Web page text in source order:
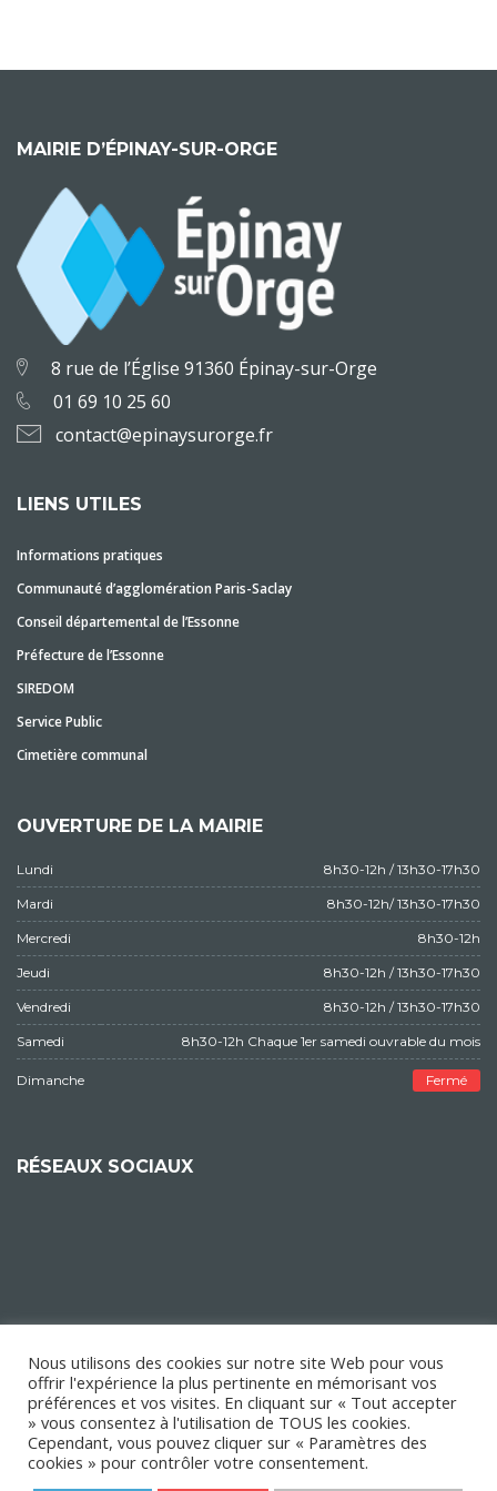
MAIRIE D’ÉPINAY-SUR-ORGE
8 rue de l’Église 91360 Épinay-sur-Orge
01 69 10 25 60
contact@epinaysurorge.fr
LIENS UTILES
Informations pratiques
Communauté d’agglomération Paris-Saclay
Conseil départemental de l’Essonne
Préfecture de l’Essonne
SIREDOM
Service Public
Cimetière communal
OUVERTURE DE LA MAIRIE
Lundi 8h30-12h / 13h30-17h30
Mardi 8h30-12h/ 13h30-17h30
Mercredi 8h30-12h
Jeudi 8h30-12h / 13h30-17h30
Vendredi 8h30-12h / 13h30-17h30
Samedi 8h30-12h Chaque 1er samedi ouvrable du mois
Dimanche Fermé
RÉSEAUX SOCIAUX
Nous utilisons des cookies sur notre site Web pour vous
offrir l'expérience la plus pertinente en mémorisant vos
préférences et vos visites. En cliquant sur « Tout accepter
» vous consentez à l'utilisation de TOUS les cookies.
Cependant, vous pouvez cliquer sur « Paramètres des
cookies » pour contrôler votre consentement.